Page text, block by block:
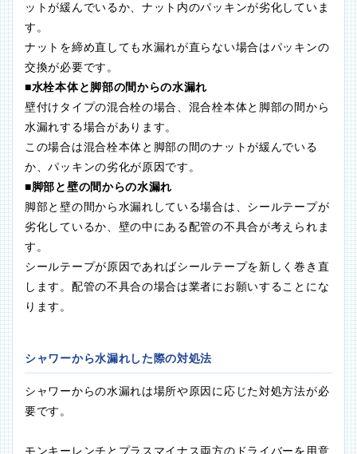
ットが緩んでいるか、ナット内のパッキンが劣化していま
す。
ナットを締め直しても水漏れが直らない場合はパッキンの
交換が必要です。
■水栓本体と脚部の間からの水漏れ
壁付けタイプの混合栓の場合、混合栓本体と脚部の間から
水漏れする場合があります。
この場合は混合栓本体と脚部の間のナットが緩んでいる
か、パッキンの劣化が原因です。
■脚部と壁の間からの水漏れ
脚部と壁の間から水漏れしている場合は、シールテープが
劣化しているか、壁の中にある配管の不具合が考えられま
す。
シールテープが原因であればシールテープを新しく巻き直
します。配管の不具合の場合は業者にお願いすることにな
ります。
シャワーから水漏れした際の対処法
シャワーからの水漏れは場所や原因に応じた対処方法が必
要です。
モンキーレンチとプラスマイナス両方のドライバーを用意